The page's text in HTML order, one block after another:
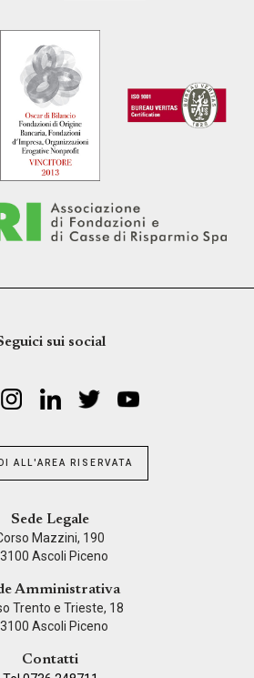
sui social
ALL'AREA RISERVATA
Sede Legale
Mazzini, 190
Ascoli Piceno
Amministrativa
Trento e Trieste, 18
Ascoli Piceno
Contatti